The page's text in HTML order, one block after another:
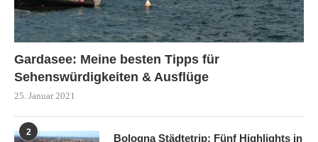
Gardasee: Meine besten Tipps für
Sehenswürdigkeiten & Ausflüge
25. Januar 2021
2
Bologna Städtetrip: Fünf Highlights in